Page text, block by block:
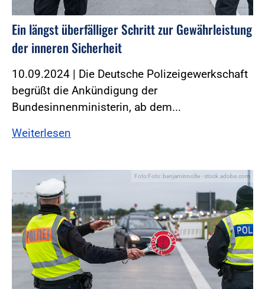
Ein längst überfälliger Schritt zur Gewährleistung
der inneren Sicherheit
10.09.2024 | Die Deutsche Polizeigewerkschaft
begrüßt die Ankündigung der
Bundesinnenministerin, ab dem...
Weiterlesen
Foto:Foto: benjaminnolte - stock.adobe.com